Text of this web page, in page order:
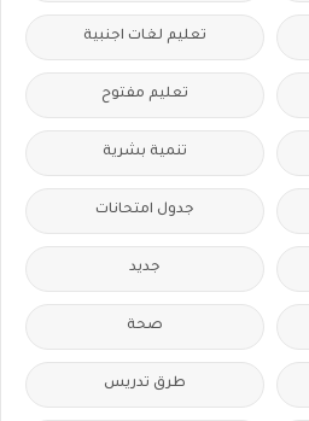
تعليم لغات اجنبية
تعليم مفتوح
تنمية بشرية
جدول امتحانات
جديد
صحة
طرق تدريس